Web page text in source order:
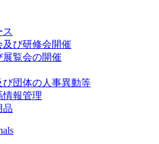
ス
及び研修会開催
展覧会の開催
び団体の人事異動等
情報管理
品